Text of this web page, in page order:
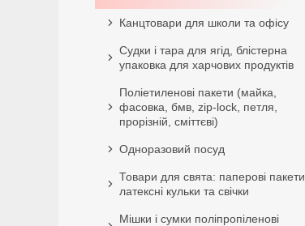
Канцтовари для школи та офісу
Судки і тара для ягід, блістерна
упаковка для харчових продуктів
Поліетиленові пакети (майка,
фасовка, бмв, zip-lock, петля,
прорізній, сміттєві)
Одноразовий посуд
Товари для свята: паперові пакети,
латексні кульки та свічки
Мішки і сумки поліпропіленові